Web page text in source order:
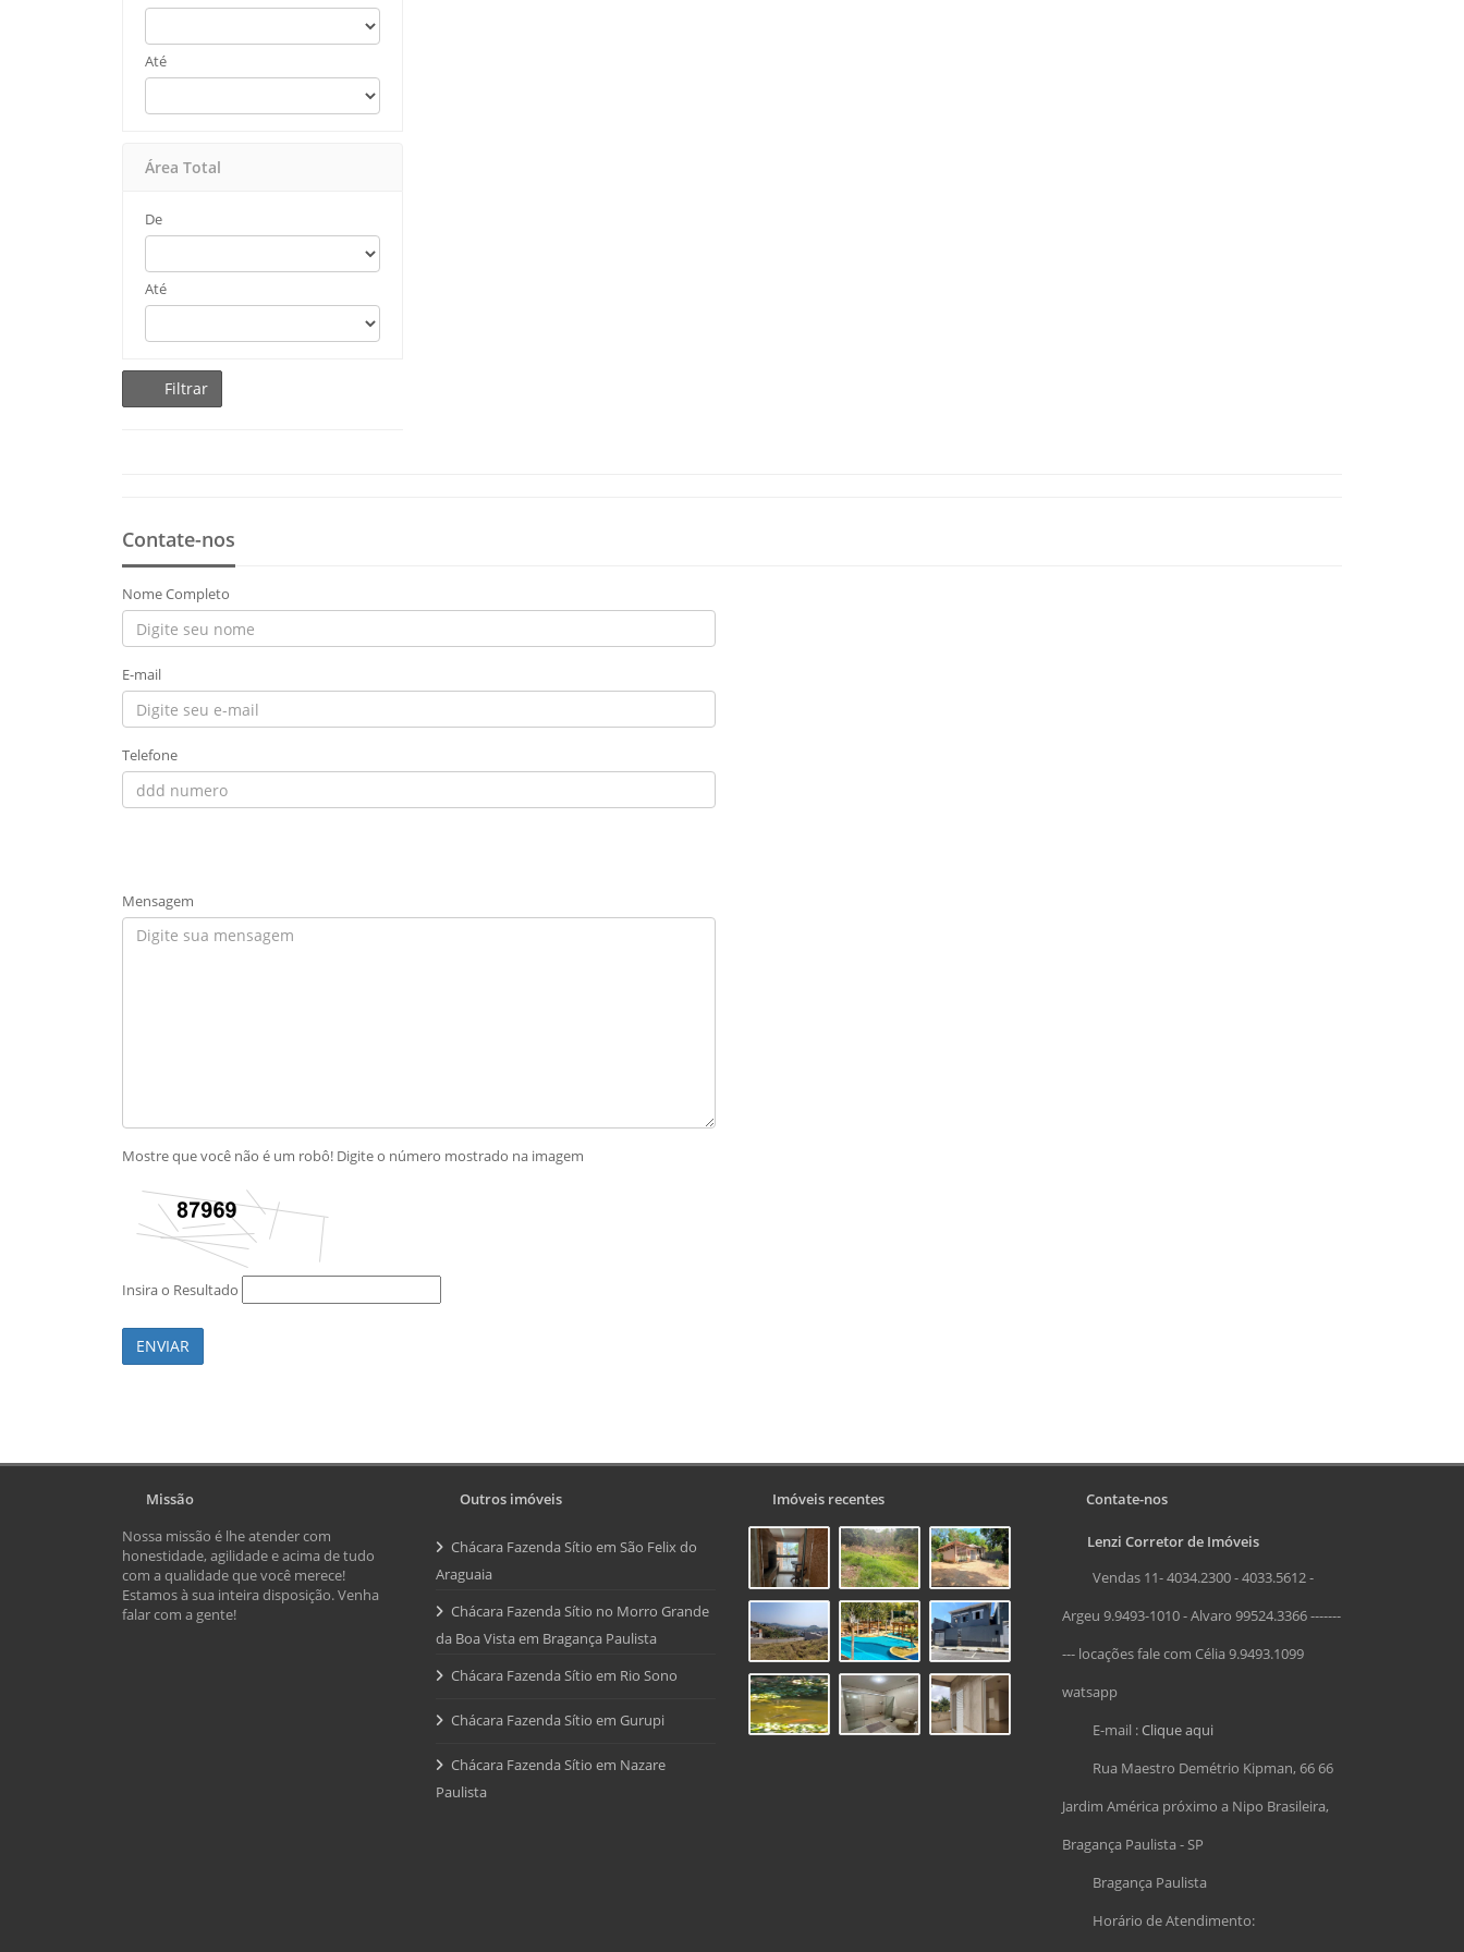
Até
Área Total
De
Até
Filtrar
Contate-nos
Nome Completo
E-mail
Telefone
Mensagem
Mostre que você não é um robô! Digite o número mostrado na imagem
Insira o Resultado
ENVIAR
Missão
Nossa missão é lhe atender com
honestidade, agilidade e acima de tudo
com a qualidade que você merece!
Estamos à sua inteira disposição. Venha
falar com a gente!
Outros imóveis
Chácara Fazenda Sítio em São Felix do
Araguaia
Chácara Fazenda Sítio no Morro Grande
da Boa Vista em Bragança Paulista
Chácara Fazenda Sítio em Rio Sono
Chácara Fazenda Sítio em Gurupi
Chácara Fazenda Sítio em Nazare
Paulista
Imóveis recentes Contate-nos
Lenzi Corretor de Imóveis
Vendas 11- 4034.2300 - 4033.5612 -
Argeu 9.9493-1010 - Alvaro 99524.3366 -------
--- locações fale com Célia 9.9493.1099
watsapp
E-mail :Clique aqui
Rua Maestro Demétrio Kipman, 66 66
Jardim América próximo a Nipo Brasileira,
Bragança Paulista - SP
Bragança Paulista
Horário de Atendimento: